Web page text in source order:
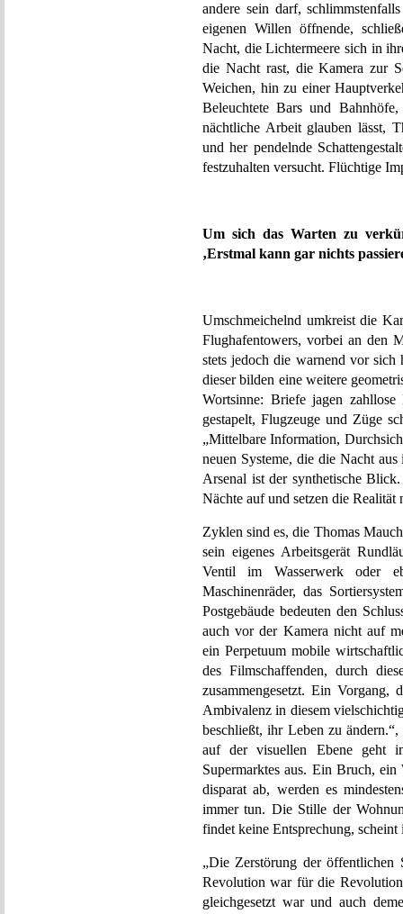
andere sein darf,
eigenen Willen öffnende,
Nacht, die Lichtermeere sich in
die Nacht rast, die Kamera zur
Weichen, hin zu einer
Beleuchtete Bars und
nächtliche Arbeit glauben lässt,
und her pendelnde
festzuhalten versucht. Flüchtige
Um sich das Warten zu
‚Erstmal kann gar nichts
Umschmeichelnd umkreist die
Flughafentowers, vorbei an den
stets jedoch die warnend vor
dieser bilden eine weitere
Wortsinne: Briefe jagen
gestapelt, Flugzeuge und Züge
„Mittelbare Information,
neuen Systeme, die die Nacht
Arsenal ist der synthetische
Nächte auf und setzen die Realität
Zyklen sind es, die Thomas
sein eigenes Arbeitsgerät
Ventil im Wasserwerk oder
Maschinenräder, das
Postgebäude bedeuten den
auch vor der Kamera nicht auf
ein Perpetuum mobile
des Filmschaffenden, durch
zusammengesetzt. Ein
Ambivalenz in diesem
beschließt, ihr Leben zu
auf der visuellen Ebene geht
Supermarktes aus. Ein Bruch,
disparat ab, werden es
immer tun. Die Stille der
findet keine Entsprechung,
„Die Zerstörung der öffentlichen
Revolution war für die
gleichgesetzt war und auch